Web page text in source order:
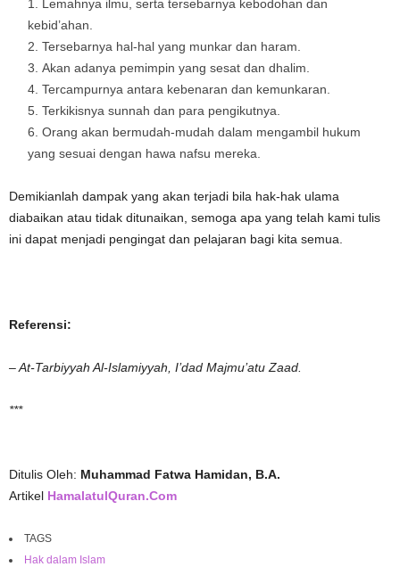
Lemahnya ilmu, serta tersebarnya kebodohan dan
kebid’ahan.
Tersebarnya hal-hal yang munkar dan haram.
Akan adanya pemimpin yang sesat dan dhalim.
Tercampurnya antara kebenaran dan kemunkaran.
Terkikisnya sunnah dan para pengikutnya.
Orang akan bermudah-mudah dalam mengambil hukum
yang sesuai dengan hawa nafsu mereka.
Demikianlah dampak yang akan terjadi bila hak-hak ulama
diabaikan atau tidak ditunaikan, semoga apa yang telah kami tulis
ini dapat menjadi pengingat dan pelajaran bagi kita semua.
Referensi:
– At-Tarbiyyah Al-Islamiyyah, I’dad Majmu’atu Zaad
***
Ditulis Oleh: Muhammad Fatwa Hamidan, B.A.
Artikel HamalatulQuran.Com
TAGS
Hak dalam Islam